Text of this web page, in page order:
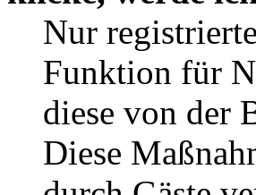
Nur
Funktion für
diese von der
Diese